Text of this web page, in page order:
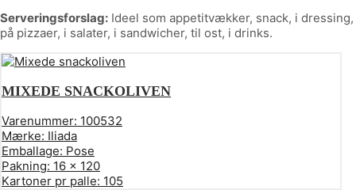
Serveringsforslag: Ideel som appetitvækker, snack, i dressing,
på pizzaer, i salater, i sandwicher, til ost, i drinks.
MIXEDE SNACKOLIVEN
Varenummer: 100532
Mærke: Iliada
Emballage: Pose
Pakning: 16 x 120
Kartoner pr palle: 105